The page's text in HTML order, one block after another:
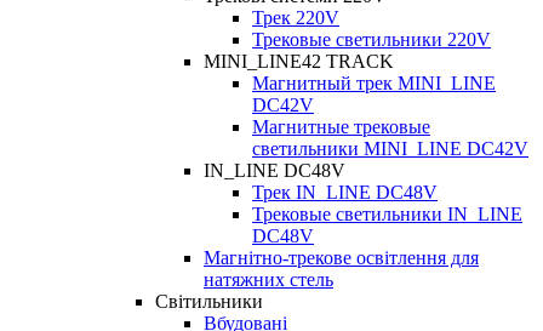
Трек 220V
Трековые светильники 220V
MINI_LINE42 TRACK
Магнитный трек MINI_LINE
DC42V
Магнитные трековые
светильники MINI_LINE DC42V
IN_LINE DC48V
Трек IN_LINE DC48V
Трековые светильники IN_LINE
DC48V
Магнітно-трекове освітлення для
натяжних стель
Світильники
Вбудовані